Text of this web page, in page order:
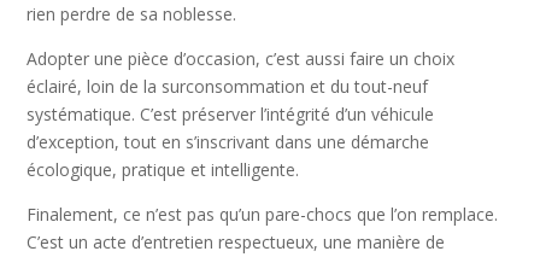
rien perdre de sa noblesse.
Adopter une pièce d’occasion, c’est aussi faire un choix
éclairé, loin de la surconsommation et du tout-neuf
systématique. C’est préserver l’intégrité d’un véhicule
d’exception, tout en s’inscrivant dans une démarche
écologique, pratique et intelligente.
Finalement, ce n’est pas qu’un pare-chocs que l’on remplace.
C’est un acte d’entretien respectueux, une manière de